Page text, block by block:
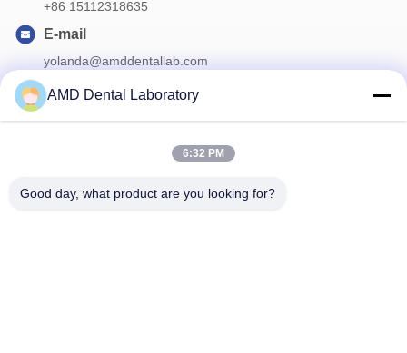
+86 15112318635
E-mail
yolanda@amddentallab.com
Langganan buletin kami untuk diskon dan banyak lagi.
AMD Dental Laboratory
6:32 PM
Good day, what product are you looking for?